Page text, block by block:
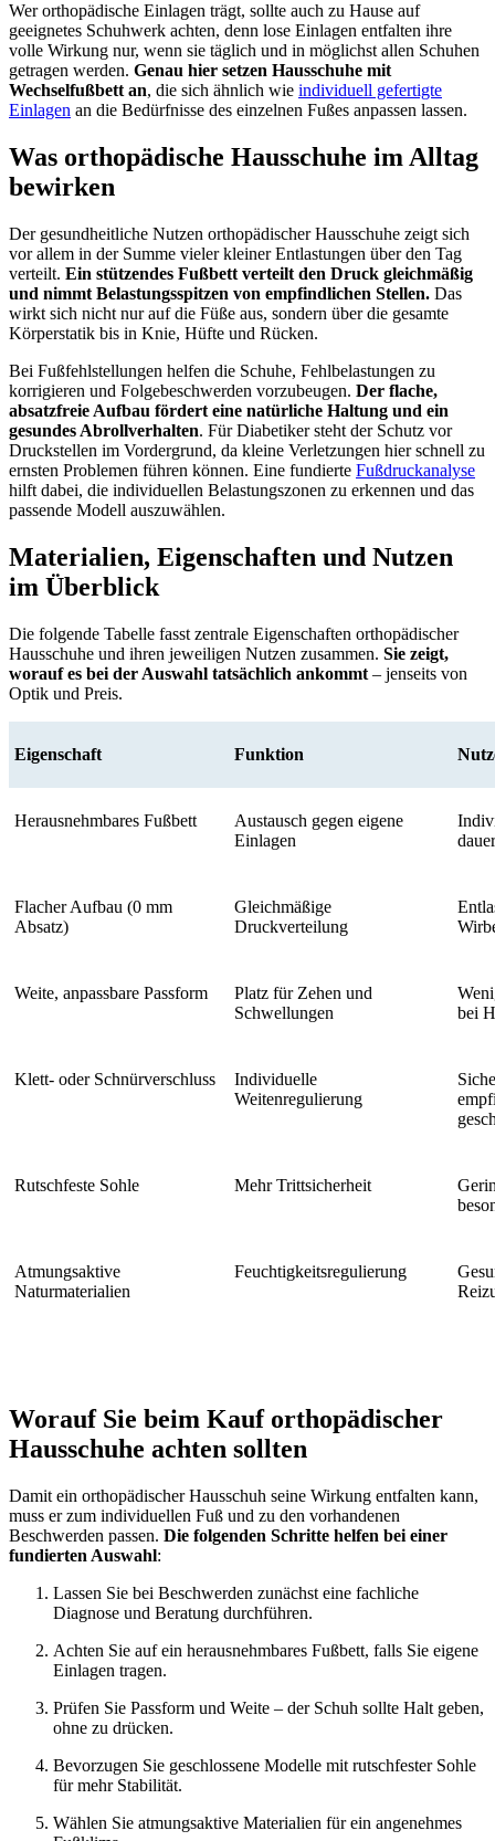
Wer orthopädische Einlagen trägt, sollte auch zu Hause auf
geeignetes Schuhwerk achten, denn lose Einlagen entfalten ihre
volle Wirkung nur, wenn sie täglich und in möglichst allen Schuhen
getragen werden. Genau hier setzen Hausschuhe mit
Wechselfußbett an, die sich ähnlich wie individuell gefertigte
Einlagen an die Bedürfnisse des einzelnen Fußes anpassen lassen.
Was orthopädische Hausschuhe im Alltag
bewirken
Der gesundheitliche Nutzen orthopädischer Hausschuhe zeigt sich
vor allem in der Summe vieler kleiner Entlastungen über den Tag
verteilt. Ein stützendes Fußbett verteilt den Druck gleichmäßig
und nimmt Belastungsspitzen von empfindlichen Stellen. Das
wirkt sich nicht nur auf die Füße aus, sondern über die gesamte
Körperstatik bis in Knie, Hüfte und Rücken.
Bei Fußfehlstellungen helfen die Schuhe, Fehlbelastungen zu
korrigieren und Folgebeschwerden vorzubeugen. Der flache,
absatzfreie Aufbau fördert eine natürliche Haltung und ein
gesundes Abrollverhalten. Für Diabetiker steht der Schutz vor
Druckstellen im Vordergrund, da kleine Verletzungen hier schnell zu
ernsten Problemen führen können. Eine fundierte Fußdruckanalyse
hilft dabei, die individuellen Belastungszonen zu erkennen und das
passende Modell auszuwählen.
Materialien, Eigenschaften und Nutzen
im Überblick
Die folgende Tabelle fasst zentrale Eigenschaften orthopädischer
Hausschuhe und ihren jeweiligen Nutzen zusammen. Sie zeigt,
worauf es bei der Auswahl tatsächlich ankommt – jenseits von
Optik und Preis.
Eigenschaft Funktion
Herausnehmbares Fußbett
Austausch gegen eigene
Einlagen
Flacher Aufbau (0 mm
Absatz)
Gleichmäßige
Druckverteilung
Weite, anpassbare Passform
Platz für Zehen und
Schwellungen
bei
Klett- oder Schnürverschluss
Individuelle
Weitenregulierung
Rutschfeste Sohle Mehr Trittsicherheit
Atmungsaktive
Naturmaterialien
Feuchtigkeitsregulierung
Worauf Sie beim Kauf orthopädischer
Hausschuhe achten sollten
Damit ein orthopädischer Hausschuh seine Wirkung entfalten kann,
muss er zum individuellen Fuß und zu den vorhandenen
Beschwerden passen. Die folgenden Schritte helfen bei einer
fundierten Auswahl:
Lassen Sie bei Beschwerden zunächst eine fachliche
Diagnose und Beratung durchführen.
Achten Sie auf ein herausnehmbares Fußbett, falls Sie eigene
Einlagen tragen.
Prüfen Sie Passform und Weite – der Schuh sollte Halt geben,
ohne zu drücken.
Bevorzugen Sie geschlossene Modelle mit rutschfester Sohle
für mehr Stabilität.
Wählen Sie atmungsaktive Materialien für ein angenehmes